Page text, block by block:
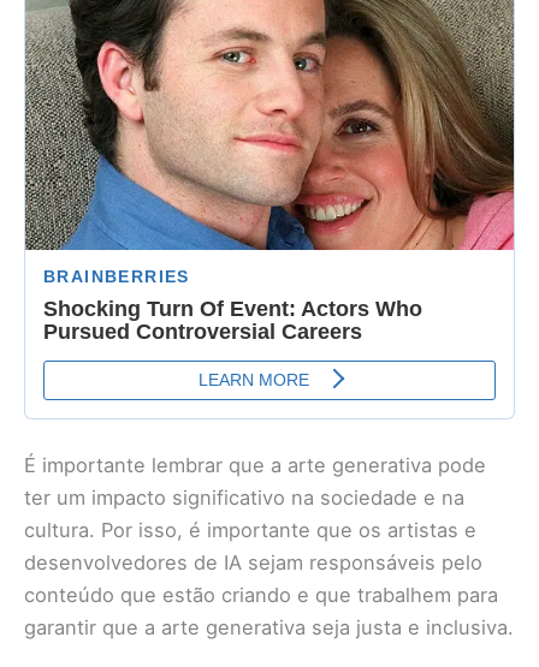
É importante lembrar que a arte generativa pode
ter um impacto significativo na sociedade e na
cultura. Por isso, é importante que os artistas e
desenvolvedores de IA sejam responsáveis pelo
conteúdo que estão criando e que trabalhem para
garantir que a arte generativa seja justa e inclusiva.